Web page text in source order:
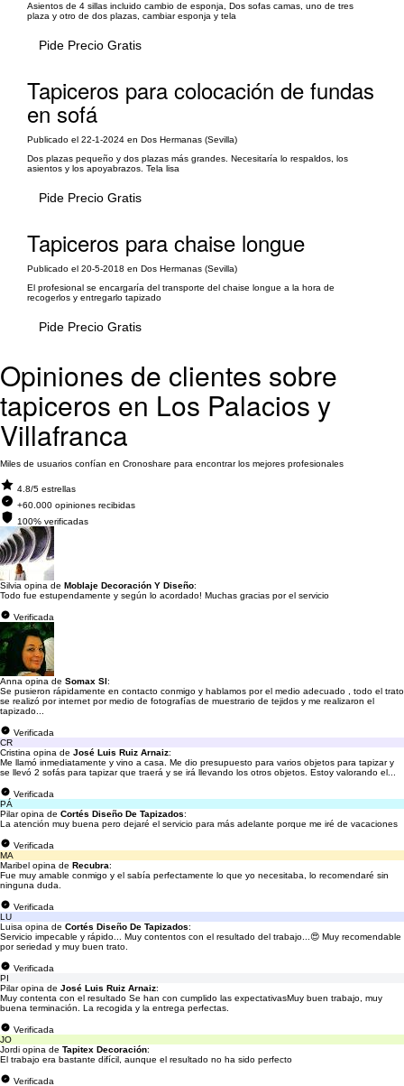
Asientos de 4 sillas incluido cambio de esponja, Dos sofas camas, uno de tres
plaza y otro de dos plazas, cambiar esponja y tela
Pide Precio Gratis
Tapiceros para colocación de fundas
en sofá
Publicado el 22-1-2024 en Dos Hermanas (Sevilla)
Dos plazas pequeño y dos plazas más grandes. Necesitaría lo respaldos, los
asientos y los apoyabrazos. Tela lisa
Pide Precio Gratis
Tapiceros para chaise longue
Publicado el 20-5-2018 en Dos Hermanas (Sevilla)
El profesional se encargaría del transporte del chaise longue a la hora de
recogerlos y entregarlo tapizado
Pide Precio Gratis
Opiniones de clientes sobre
tapiceros en Los Palacios y
Villafranca
Miles de usuarios confían en Cronoshare para encontrar los mejores profesionales
4.8/5 estrellas
+60.000 opiniones recibidas
100% verificadas
Silvia opina de Moblaje Decoración Y Diseño:
Todo fue estupendamente y según lo acordado! Muchas gracias por el servicio
Verificada
Anna opina de Somax Sl:
Se pusieron rápidamente en contacto conmigo y hablamos por el medio adecuado , todo el trato
se realizó por internet por medio de fotografías de muestrario de tejidos y me realizaron el
tapizado...
Verificada
CR
Cristina opina de José Luis Ruiz Arnaiz:
Me llamó inmediatamente y vino a casa. Me dio presupuesto para varios objetos para tapizar y
se llevó 2 sofás para tapizar que traerá y se irá llevando los otros objetos. Estoy valorando el...
Verificada
PÁ
Pilar opina de Cortés Diseño De Tapizados:
La atención muy buena pero dejaré el servicio para más adelante porque me iré de vacaciones
Verificada
MA
Maribel opina de Recubra:
Fue muy amable conmigo y el sabía perfectamente lo que yo necesitaba, lo recomendaré sin
ninguna duda.
Verificada
LU
Luisa opina de Cortés Diseño De Tapizados:
Servicio impecable y rápido... Muy contentos con el resultado del trabajo...😍 Muy recomendable
por seriedad y muy buen trato.
Verificada
PI
Pilar opina de José Luis Ruiz Arnaiz:
Muy contenta con el resultado Se han con cumplido las expectativasMuy buen trabajo, muy
buena terminación. La recogida y la entrega perfectas.
Verificada
JO
Jordi opina de Tapitex Decoración:
El trabajo era bastante difícil, aunque el resultado no ha sido perfecto
Verificada